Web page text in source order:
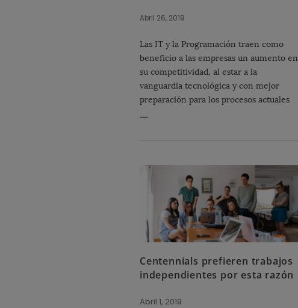
Abril 26, 2019
Las IT y la Programación traen como
beneficio a las empresas un aumento en
su competitividad, al estar a la
vanguardia tecnológica y con mejor
preparación para los procesos actuales
…
Centennials prefieren trabajos
independientes por esta razón
Abril 1, 2019